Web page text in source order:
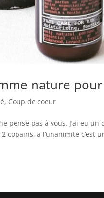
nature
, Coup de coeur
pense pas à vous. J’ai eu
copains, à l’unanimité